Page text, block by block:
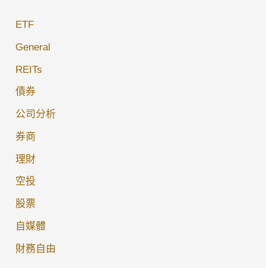
值
得
入
嗎？
ETF
General
REITs
債券
公司分析
券商
理財
空投
股票
自媒體
財務自由